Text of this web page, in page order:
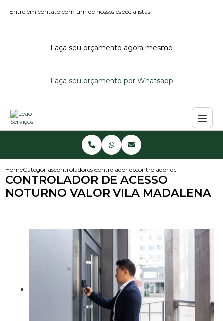
Entre em contato com um de nossos especialistas!
Faça seu orçamento agora mesmo
Faça seu orçamento por Whatsapp
HomeCategoriascontroladores de acessocontrolador de acesso portaria
controlador de acesso
CONTROLADOR DE ACESSO
NOTURNO VALOR VILA MADALENA